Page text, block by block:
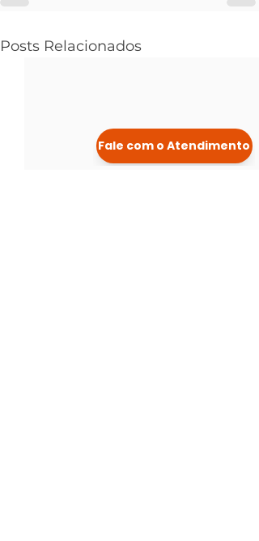
Posts Relacionados